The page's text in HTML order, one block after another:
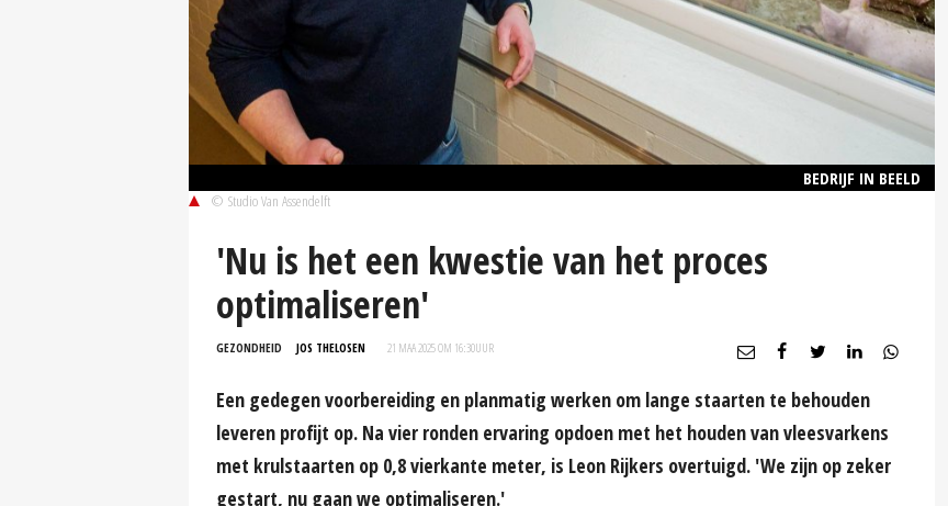
BEDRIJF IN BEELD
© Studio Van Assendelft
'Nu is het een kwestie van het proces
optimaliseren'
GEZONDHEID JOS THELOSEN 21 MAA 2025 OM 16:30UUR
Een gedegen voorbereiding en planmatig werken om lange staarten te behouden
leveren profijt op. Na vier ronden ervaring opdoen met het houden van vleesvarkens
met krulstaarten op 0,8 vierkante meter, is Leon Rijkers overtuigd. 'We zijn op zeker
gestart, nu gaan we optimaliseren.'